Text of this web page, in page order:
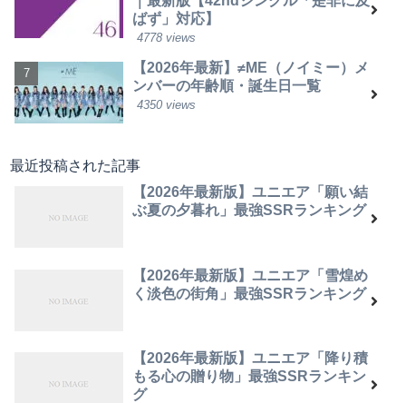
ばず」対応】
4778 views
【2026年最新】≠ME（ノイミー）メ
ンバーの年齢順・誕生日一覧
4350 views
最近投稿された記事
【2026年最新版】ユニエア「願い結
ぶ夏の夕暮れ」最強SSRランキング
【2026年最新版】ユニエア「雪煌め
く淡色の街角」最強SSRランキング
【2026年最新版】ユニエア「降り積
もる心の贈り物」最強SSRランキン
グ